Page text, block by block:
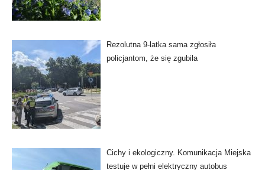
Rezolutna 9-latka sama zgłosiła
policjantom, że się zgubiła
Cichy i ekologiczny. Komunikacja Miejska
testuje w pełni elektryczny autobus